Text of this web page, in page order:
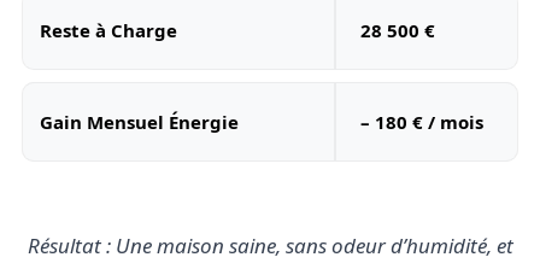
Reste à Charge 28 500 €
Gain Mensuel Énergie – 180 € / mois
Résultat : Une maison saine, sans odeur d’humidité, et